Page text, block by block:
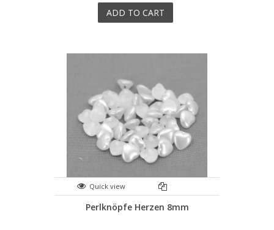
ADD TO CART
Quick view
Perlknöpfe Herzen 8mm